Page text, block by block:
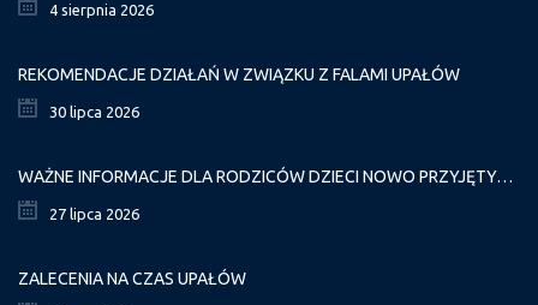
4 sierpnia 2026
REKOMENDACJE DZIAŁAŃ W ZWIĄZKU Z FALAMI UPAŁÓW
30 lipca 2026
WAŻNE INFORMACJE DLA RODZICÓW DZIECI NOWO PRZYJĘTYCH GR. I
27 lipca 2026
ZALECENIA NA CZAS UPAŁÓW